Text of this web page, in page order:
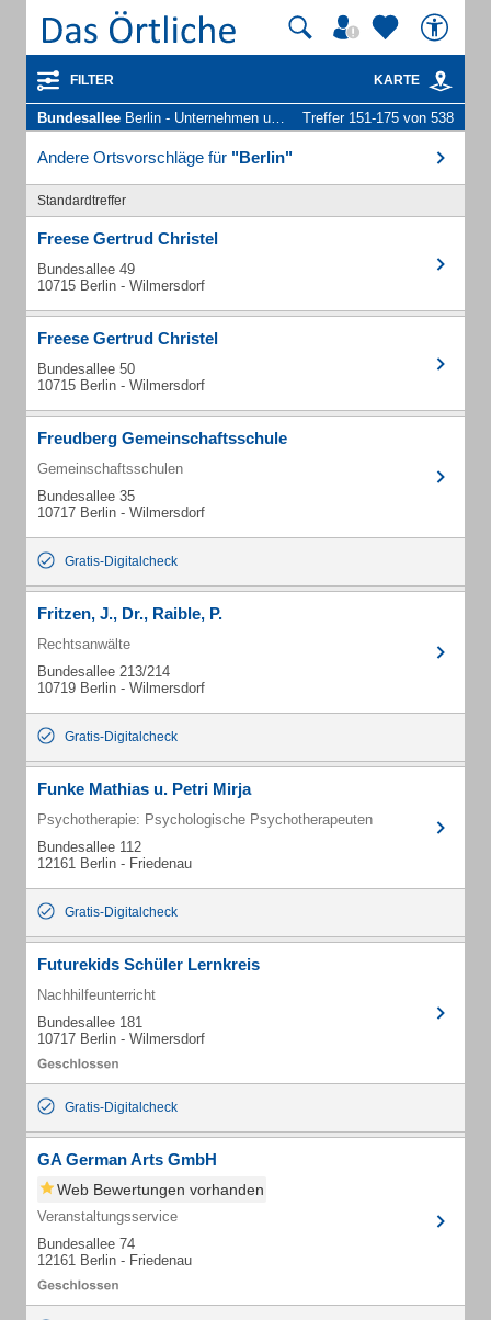
FILTER KARTE
Bundesallee Berlin - Unternehmen und Personen Treffer 151-175 von 538
Andere Ortsvorschläge für "Berlin"
Standardtreffer
Freese Gertrud Christel
Bundesallee 49
10715 Berlin - Wilmersdorf
Freese Gertrud Christel
Bundesallee 50
10715 Berlin - Wilmersdorf
Freudberg Gemeinschaftsschule
Gemeinschaftsschulen
Bundesallee 35
10717 Berlin - Wilmersdorf
Gratis-Digitalcheck
Fritzen, J., Dr., Raible, P.
Rechtsanwälte
Bundesallee 213/214
10719 Berlin - Wilmersdorf
Gratis-Digitalcheck
Funke Mathias u. Petri Mirja
Psychotherapie: Psychologische Psychotherapeuten
Bundesallee 112
12161 Berlin - Friedenau
Gratis-Digitalcheck
Futurekids Schüler Lernkreis
Nachhilfeunterricht
Bundesallee 181
10717 Berlin - Wilmersdorf
Gratis-Digitalcheck
GA German Arts GmbH
Web Bewertungen vorhanden
Veranstaltungsservice
Bundesallee 74
12161 Berlin - Friedenau